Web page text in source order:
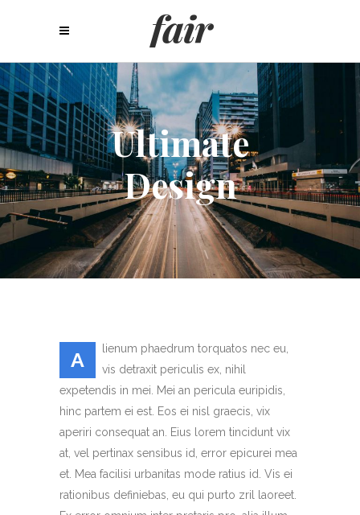
Ultimate
Design
A
lienum phaedrum torquatos nec eu,
vis detraxit periculis ex, nihil
expetendis in mei. Mei an pericula euripidis,
hinc partem ei est. Eos ei nisl graecis, vix
aperiri consequat an. Eius lorem tincidunt vix
at, vel pertinax sensibus id, error epicurei mea
et. Mea facilisi urbanitas mode ratius id. Vis ei
rationibus definiebas, eu qui purto zril laoreet.